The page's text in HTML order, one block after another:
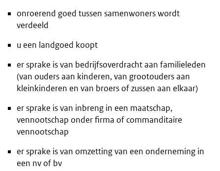
onroerend goed tussen samenwoners wordt
verdeeld
u een landgoed koopt
er sprake is van bedrijfsoverdracht aan familieleden
(van ouders aan kinderen, van grootouders aan
kleinkinderen en van broers of zussen aan elkaar)
er sprake is van inbreng in een maatschap,
vennootschap onder firma of commanditaire
vennootschap
er sprake is van omzetting van een onderneming in
een nv of bv